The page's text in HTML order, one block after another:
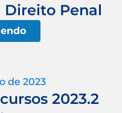
Direito Penal
de 2023
2023.2